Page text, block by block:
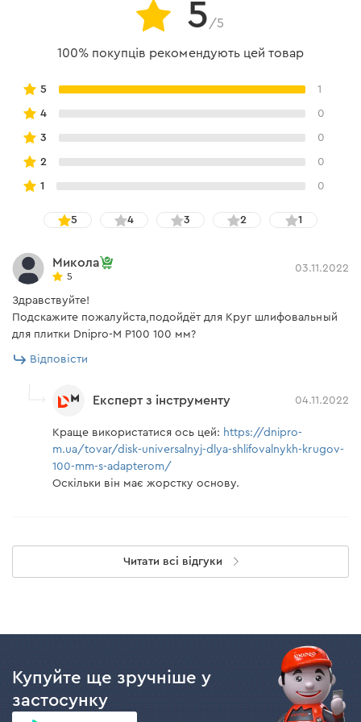
5 /5
100% покупців рекомендують цей товар
5 1
4 0
3 0
2 0
1 0
5 4 3 2 1
Микола
5
03.11.2022
Здравствуйте!
Подскажите пожалуйста,подойдёт для Круг шлифовальный
для плитки Dnipro-M Р100 100 мм?
Відповісти
Експерт з інструменту 04.11.2022
Краще використатися ось цей: https://dnipro-
m.ua/tovar/disk-universalnyj-dlya-shlifovalnykh-krugov-
100-mm-s-adapterom/
Оскільки він має жорстку основу.
Читати всі відгуки
Купуйте ще зручніше у
застосунку